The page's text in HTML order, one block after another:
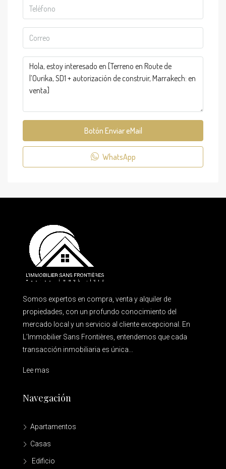
Botón Enviar eMail
WhatsApp
Somos expertos en compra, venta y alquiler de
propiedades, con un profundo conocimiento del
mercado local y un servicio al cliente excepcional. En
L’Immobilier Sans Frontières, entendemos que cada
transacción inmobiliaria es única...
Lee mas
Navegación
Apartamentos
Casas
Edificio